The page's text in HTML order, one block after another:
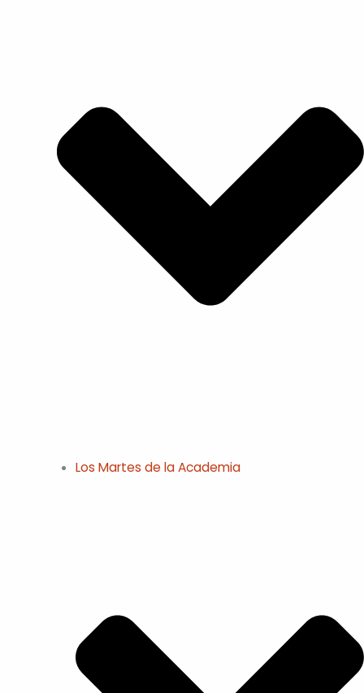
Los Martes de la Academia